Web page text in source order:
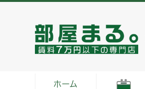
ホーム